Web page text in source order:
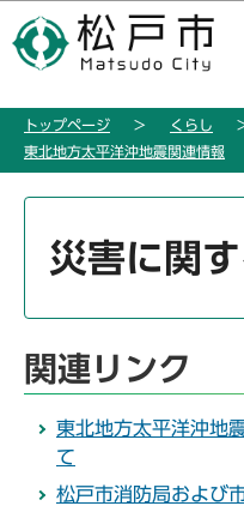
の
ー
このペー
トップページ くらし
東北地方太平洋沖地震関連情報
ら
災害に関
関連リンク
東北地方太平洋沖地
て
松戸市消防局および